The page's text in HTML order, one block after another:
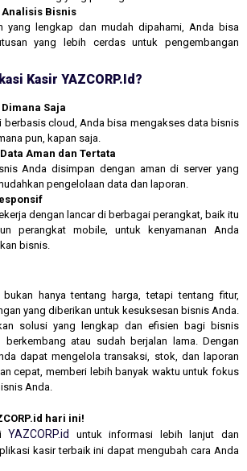
Bisnis
yang lengkap dan mudah dipahami, Anda bisa
yang lebih cerdas untuk pengembangan
Kasir YAZCORP.id?
Saja
berbasis cloud, Anda bisa mengakses data bisnis
pun, kapan saja.
Aman dan Tertata
Anda disimpan dengan aman di server yang
pengelolaan data dan laporan.
dengan lancar di berbagai perangkat, baik itu
perangkat mobile, untuk kenyamanan Anda
bisnis.
hanya tentang harga, tetapi tentang fitur,
yang diberikan untuk kesuksesan bisnis Anda.
solusi yang lengkap dan efisien bagi bisnis
atau sudah berjalan lama. Dengan
dapat mengelola transaksi, stok, dan laporan
cepat, memberi lebih banyak waktu untuk fokus
Anda.
hari ini!
YAZCORP.id
untuk informasi lebih lanjut dan
kasir terbaik ini dapat mengubah cara Anda